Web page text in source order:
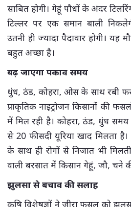
साबित होगी। गेहूं पौधों के अंदर
टिल्लर पर एक समान बाली
उतनी ही ज्यादा पैदावार होगी।
बहुत अच्छा है।
बढ़ जाएगा पकाव समय
धुंध, ठंड, कोहरा, ओस के साथ रबी
प्राकृतिक नाइट्रोजन किसानों की
में मिल रही है। कोहरा, ठंड, धुंध
से 20 फीसदी यूरिया खाद मिलता
के साथ ही रोगों से निजात भी
वाली बरसात में किसान गेहूं, जौ, चने
झुलसा से बचाव की सलाह
कृषि विशेषज्ञों ने जीरा फसल को